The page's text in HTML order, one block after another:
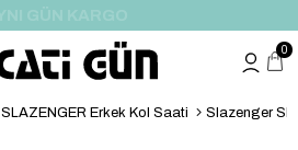
0
SLAZENGER Erkek Kol Saati Slazenger